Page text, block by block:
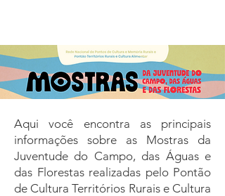
Aqui você encontra as principais
informações sobre as Mostras da
Juventude do Campo, das Águas e
das Florestas realizadas pelo Pontão
de Cultura Territórios Rurais e Cultura